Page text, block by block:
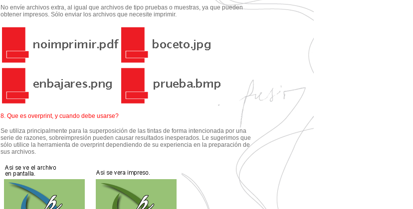
No envíe archivos extra, al igual que archivos de tipo pruebas o muestras, ya que pueden
obtener impresos. Sólo enviar los archivos que necesite imprimir.
8. Que es overprint, y cuando debe usarse?
Se utiliza principalmente para la superposición de las tintas de forma intencionada por una
serie de razones, sobreimpresión pueden causar resultados inesperados. Le sugerimos que
sólo utilice la herramienta de overprint dependiendo de su experiencia en la preparación de
sus archivos.